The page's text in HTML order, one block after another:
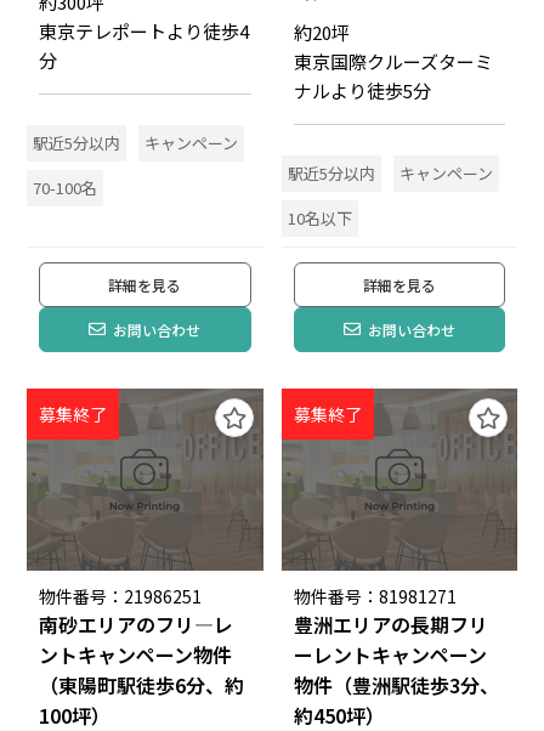
東京テレポートより徒歩4
分
駅近5分以内
キャンペーン
70-100名
詳細を見る
お問い合わせ
約20坪
東京国際クルーズターミ
ナルより徒歩5分
駅近5分以内
キャンペーン
10名以下
詳細を見る
お問い合わせ
募集終了
物件番号：21986251
南砂エリアのフリ―レ
ントキャンペーン物件
（東陽町駅徒歩6分、約
100坪）
募集終了
物件番号：81981271
豊洲エリアの長期フリ
ーレントキャンペーン
物件（豊洲駅徒歩3分、
約450坪）